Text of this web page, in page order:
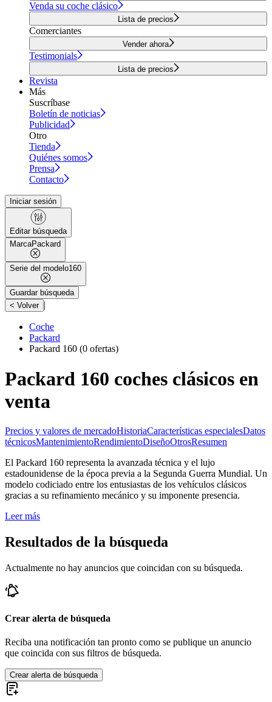
Venda su coche clásico
Lista de precios
Comerciantes
Vender ahora
Testimonials
Lista de precios
Revista
Más
Suscríbase
Boletín de noticias
Publicidad
Otro
Tienda
Quiénes somos
Prensa
Contacto
Iniciar sesión
Editar búsqueda
MarcaPackard
Serie del modelo160
Guardar búsqueda
< Volver |
Coche
Packard
Packard 160 (0 ofertas)
Packard 160 coches clásicos en
venta
Precios y valores de mercadoHistoriaCaracterísticas especialesDatos
técnicosMantenimientoRendimientoDiseñoOtrosResumen
El Packard 160 representa la avanzada técnica y el lujo
estadounidense de la época previa a la Segunda Guerra Mundial. Un
modelo codiciado entre los entusiastas de los vehículos clásicos
gracias a su refinamiento mecánico y su imponente presencia.
Leer más
Resultados de la búsqueda
Actualmente no hay anuncios que coincidan con su búsqueda.
Crear alerta de búsqueda
Reciba una notificación tan pronto como se publique un anuncio
que coincida con sus filtros de búsqueda.
Crear alerta de búsqueda